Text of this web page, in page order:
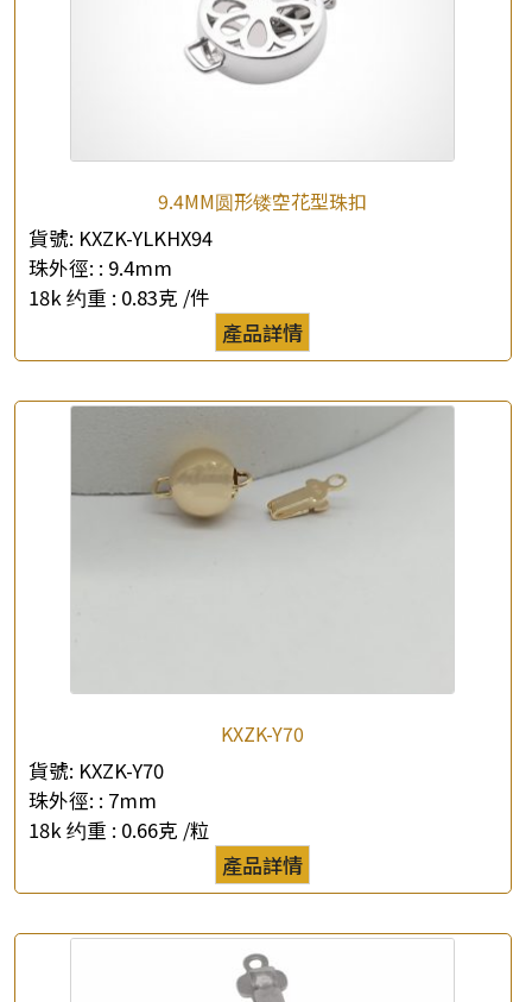
產品查詢
公司名稱
e-mail
聯絡電話
9.4MM圆形镂空花型珠扣
貨號: KXZK-YLKHX94
珠外徑: : 9.4mm
18k 约重 : 0.83克 /件
產品詳情
KXZK-Y70
貨號: KXZK-Y70
珠外徑: : 7mm
18k 约重 : 0.66克 /粒
產品詳情